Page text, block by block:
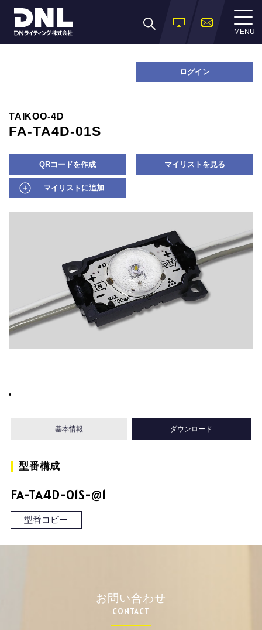
MENU
ログイン
TAIKOO-4D
FA-TA4D-01S
QRコードを作成 マイリストを見る
マイリストに追加
基本情報 ダウンロード
型番構成
FA-TA4D-01S-@1
型番コピー
お問い合わせ
CONTACT